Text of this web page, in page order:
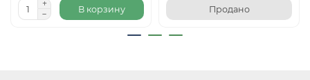
В корзину Продано